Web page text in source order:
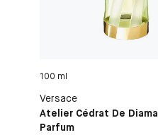
100 ml
Versace
Atelier Cédrat De
Parfum